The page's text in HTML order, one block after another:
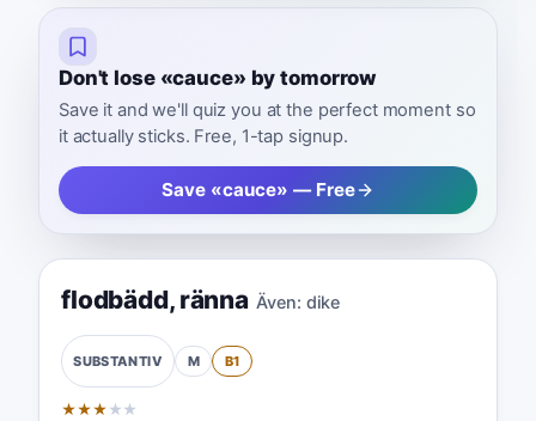
Don't lose «cauce» by tomorrow
Save it and we'll quiz you at the perfect moment so
it actually sticks. Free, 1-tap signup.
Save «cauce» — Free
flodbädd, ränna Även: dike
SUBSTANTIV M B1
★★★ ★ ★